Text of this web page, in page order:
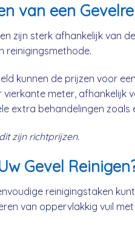
van een
zijn sterk afhankelijk van
reinigingsmethode.
kunnen de prijzen voor
vierkante meter, afhankelijk
extra behandelingen
zijn richtprijzen.
Gevel
reinigingstaken
van oppervlakkig vuil